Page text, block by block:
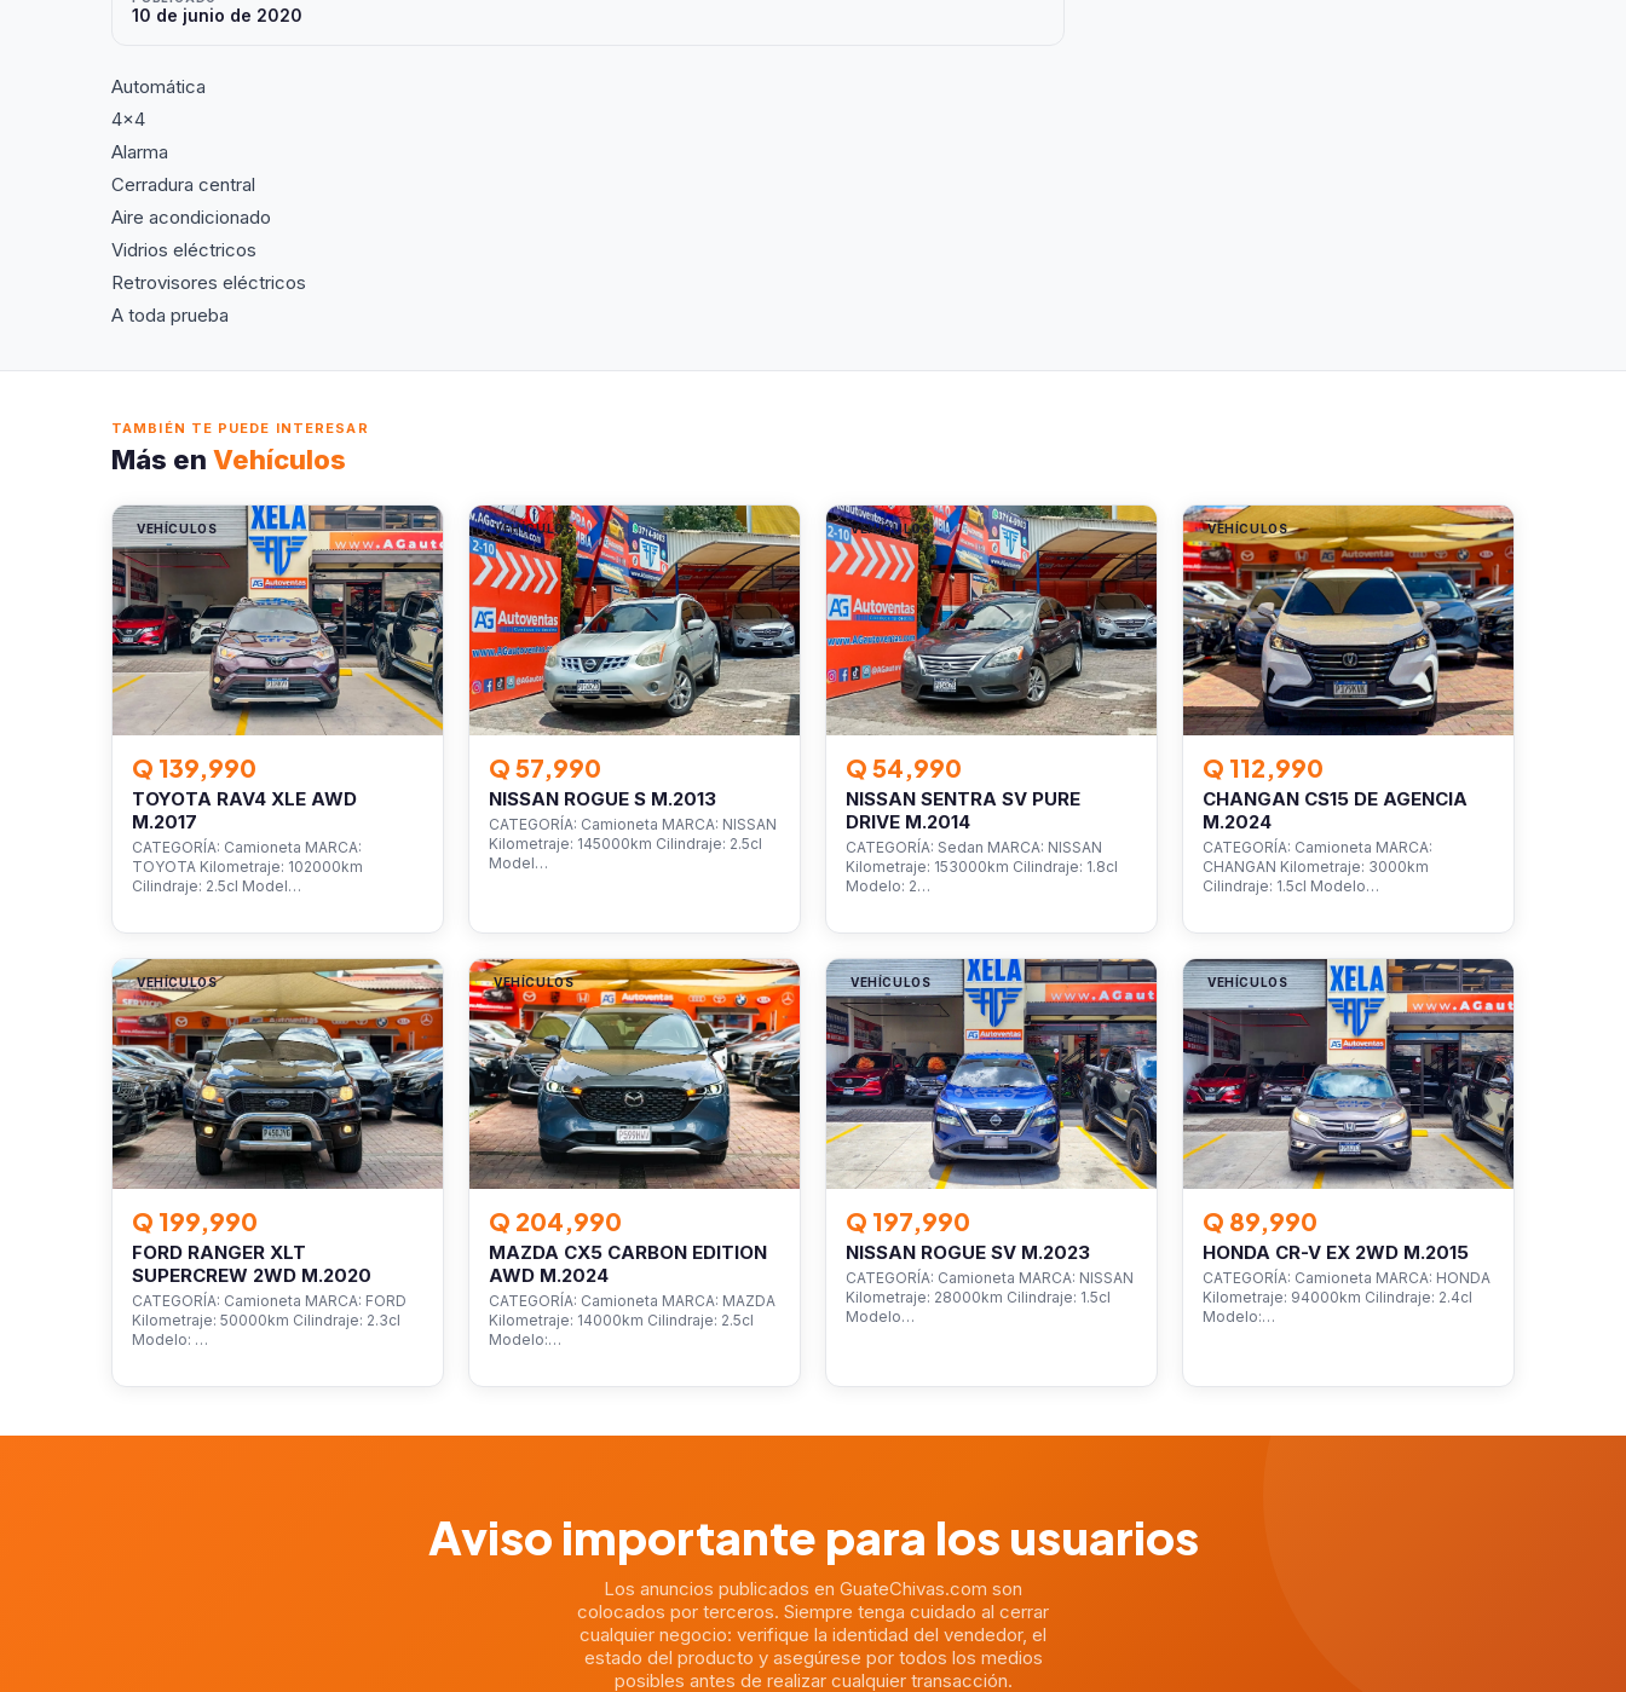
10 de junio de 2020
Automática
4x4
Alarma
Cerradura central
Aire acondicionado
Vidrios eléctricos
Retrovisores eléctricos
A toda prueba
TAMBIÉN TE PUEDE INTERESAR
Más en Vehículos
VEHÍCULOS
Q 139,990
TOYOTA RAV4 XLE AWD
M.2017
CATEGORÍA: Camioneta MARCA:
TOYOTA Kilometraje: 102000km
Cilindraje: 2.5cl Model…
VEHÍCULOS
Q 57,990
NISSAN ROGUE S M.2013
CATEGORÍA: Camioneta MARCA: NISSAN
Kilometraje: 145000km Cilindraje: 2.5cl
Model…
VEHÍCULOS
Q 54,990
NISSAN SENTRA SV PURE
DRIVE M.2014
CATEGORÍA: Sedan MARCA: NISSAN
Kilometraje: 153000km Cilindraje: 1.8cl
Modelo: 2…
VEHÍCULOS
Q 112,990
CHANGAN CS15 DE AGENCIA
M.2024
CATEGORÍA: Camioneta MARCA:
CHANGAN Kilometraje: 3000km
Cilindraje: 1.5cl Modelo…
VEHÍCULOS
Q 199,990
FORD RANGER XLT
SUPERCREW 2WD M.2020
CATEGORÍA: Camioneta MARCA: FORD
Kilometraje: 50000km Cilindraje: 2.3cl
Modelo: …
VEHÍCULOS
Q 204,990
MAZDA CX5 CARBON EDITION
AWD M.2024
CATEGORÍA: Camioneta MARCA: MAZDA
Kilometraje: 14000km Cilindraje: 2.5cl
Modelo:…
VEHÍCULOS
Q 197,990
NISSAN ROGUE SV M.2023
CATEGORÍA: Camioneta MARCA: NISSAN
Kilometraje: 28000km Cilindraje: 1.5cl
Modelo…
VEHÍCULOS
Q 89,990
HONDA CR-V EX 2WD M.2015
CATEGORÍA: Camioneta MARCA: HONDA
Kilometraje: 94000km Cilindraje: 2.4cl
Modelo:…
Aviso importante para los usuarios
Los anuncios publicados en GuateChivas.com son
colocados por terceros. Siempre tenga cuidado al cerrar
cualquier negocio: verifique la identidad del vendedor, el
estado del producto y asegúrese por todos los medios
posibles antes de realizar cualquier transacción.